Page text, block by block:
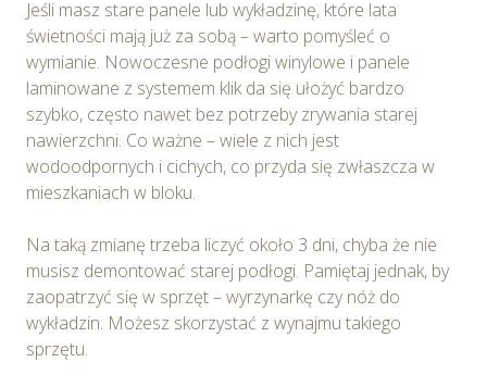
Jeśli masz stare panele lub wykładzinę, które lata
świetności mają już za sobą – warto pomyśleć o
wymianie. Nowoczesne podłogi winylowe i panele
laminowane z systemem klik da się ułożyć bardzo
szybko, często nawet bez potrzeby zrywania starej
nawierzchni. Co ważne – wiele z nich jest
wodoodpornych i cichych, co przyda się zwłaszcza w
mieszkaniach w bloku.
Na taką zmianę trzeba liczyć około 3 dni, chyba że nie
musisz demontować starej podłogi. Pamiętaj jednak, by
zaopatrzyć się w sprzęt – wyrzynarkę czy nóż do
wykładzin. Możesz skorzystać z wynajmu takiego
sprzętu.